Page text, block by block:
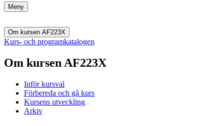
Meny
Om kursen AF223X
Kurs- och programkatalogen
Om kursen AF223X
Inför kursval
Förbereda och gå kurs
Kursens utveckling
Arkiv